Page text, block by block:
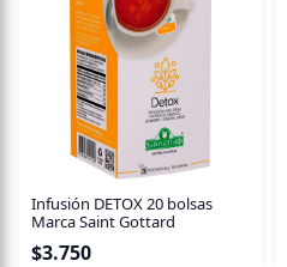
Infusión DETOX 20 bolsas
Marca Saint Gottard
$3.750